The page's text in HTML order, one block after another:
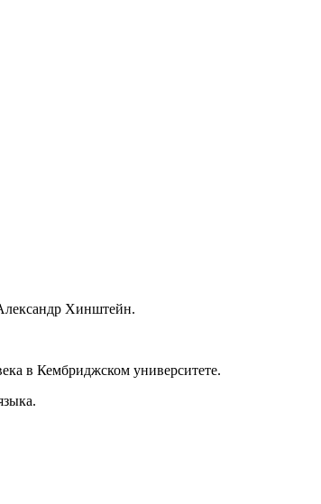
Хинштейн.
в Кембриджском университете.